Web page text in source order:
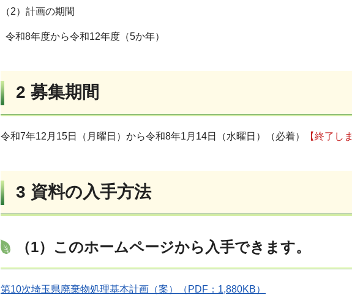
（2）計画の期間
令和8年度から令和12年度（5か年）
2 募集期間
令和7年12月15日（月曜日）から令和8年1月14日（水曜日）（必着） 【終了し
3 資料の入手方法
（1）このホームページから入手できます。
第10次埼玉県廃棄物処理基本計画（案）（PDF：1,880KB）